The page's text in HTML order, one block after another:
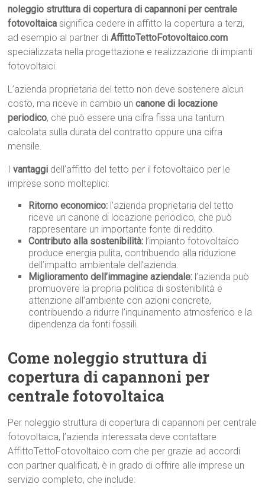
noleggio struttura di copertura di capannoni per centrale
fotovoltaica significa cedere in affitto la copertura a terzi,
ad esempio al partner diAffittoTettoFotovoltaico.com
specializzata nella progettazione e realizzazione di impianti
fotovoltaici.
L’azienda proprietaria del tetto non deve sostenere alcun
costo, ma riceve in cambio uncanone di locazione
periodico, che può essere una cifra fissa una tantum
calcolata sulla durata del contratto oppure una cifra
mensile.
Ivantaggi dell’affitto del tetto per il fotovoltaico per le
imprese sono molteplici:
Ritorno economico: l’azienda proprietaria del tetto
riceve un canone di locazione periodico, che può
rappresentare un importante fonte di reddito.
Contributo alla sostenibilità: l’impianto fotovoltaico
produce energia pulita, contribuendo alla riduzione
dell’impatto ambientale dell’azienda.
Miglioramento dell’immagine aziendale: l’azienda può
promuovere la propria politica di sostenibilità e
attenzione all’ambiente con azioni concrete,
contribuendo a ridurre l’inquinamento atmosferico e la
dipendenza da fonti fossili.
Come noleggio struttura di
copertura di capannoni per
centrale fotovoltaica
Per noleggio struttura di copertura di capannoni per centrale
fotovoltaica, l’azienda interessata deve contattare
AffittoTettoFotovoltaico.com che per grazie ad accordi
con partner qualificati, è in grado di offrire alle imprese un
servizio completo, che include: